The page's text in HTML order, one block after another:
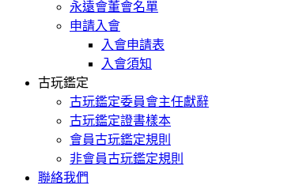
永遠會董會名單
申請入會
入會申請表
入會須知
古玩鑑定
古玩鑑定委員會主任獻辭
古玩鑑定證書樣本
會員古玩鑑定規則
非會員古玩鑑定規則
聯絡我們